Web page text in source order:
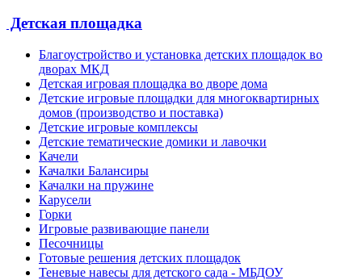
Детская площадка
Благоустройство и установка детских площадок во
дворах МКД
Детская игровая площадка во дворе дома
Детские игровые площадки для многоквартирных
домов (производство и поставка)
Детские игровые комплексы
Детские тематические домики и лавочки
Качели
Качалки Балансиры
Качалки на пружине
Карусели
Горки
Игровые развивающие панели
Песочницы
Готовые решения детских площадок
Теневые навесы для детского сада - МБДОУ